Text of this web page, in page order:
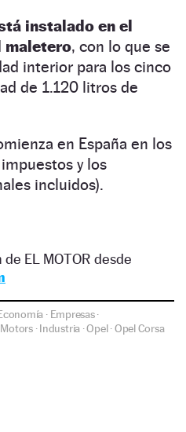
instalado en el
maletero, con lo que se
interior para los cinco
de 1.120 litros de
en España en los
y los
incluidos).
EL MOTOR desde
· Empresas·
·Industria ·Opel·Opel Corsa